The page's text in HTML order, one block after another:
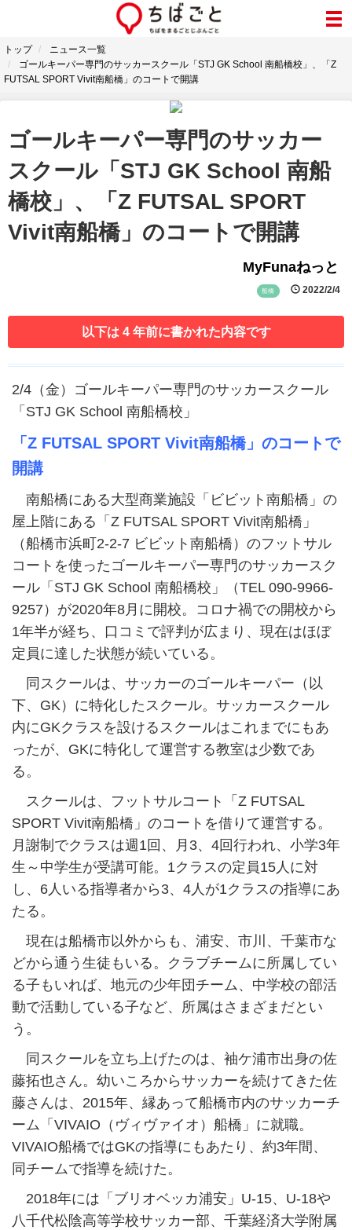
トップ
ニュース一覧
ゴールキーパー専門のサッカースクール「STJ GK School 南船橋校」、「Z
FUTSAL SPORT Vivit南船橋」のコートで開講
ゴールキーパー専門のサッカー
スクール「STJ GK School 南船
橋校」、「Z FUTSAL SPORT
Vivit南船橋」のコートで開講
MyFunaねっと
船橋 2022/2/4
以下は 4 年前に書かれた内容です
2/4（金）ゴールキーパー専門のサッカースクール
「STJ GK School 南船橋校」
「Z FUTSAL SPORT Vivit南船橋」のコートで
開講
南船橋にある大型商業施設「ビビット南船橋」の
屋上階にある「Z FUTSAL SPORT Vivit南船橋」
（船橋市浜町2-2-7 ビビット南船橋）のフットサル
コートを使ったゴールキーパー専門のサッカースク
ール「STJ GK School 南船橋校」（TEL 090-9966-
9257）が2020年8月に開校。コロナ禍での開校から
1年半が経ち、口コミで評判が広まり、現在はほぼ
定員に達した状態が続いている。
同スクールは、サッカーのゴールキーパー（以
下、GK）に特化したスクール。サッカースクール
内にGKクラスを設けるスクールはこれまでにもあ
ったが、GKに特化して運営する教室は少数であ
る。
スクールは、フットサルコート「Z FUTSAL
SPORT Vivit南船橋」のコートを借りて運営する。
月謝制でクラスは週1回、月3、4回行われ、小学3年
生～中学生が受講可能。1クラスの定員15人に対
し、6人いる指導者から3、4人が1クラスの指導にあ
たる。
現在は船橋市以外からも、浦安、市川、千葉市な
どから通う生徒もいる。クラブチームに所属してい
る子もいれば、地元の少年団チーム、中学校の部活
動で活動している子など、所属はさまざまだとい
う。
同スクールを立ち上げたのは、袖ケ浦市出身の佐
藤拓也さん。幼いころからサッカーを続けてきた佐
藤さんは、2015年、縁あって船橋市内のサッカーチ
ーム「VIVAIO（ヴィヴァイオ）船橋」に就職。
VIVAIO船橋ではGKの指導にもあたり、約3年間、
同チームで指導を続けた。
2018年には「ブリオベッカ浦安」U-15、U-18や
八千代松陰高等学校サッカー部、千葉経済大学附属